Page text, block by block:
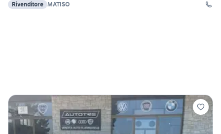
Rivenditore MATISO